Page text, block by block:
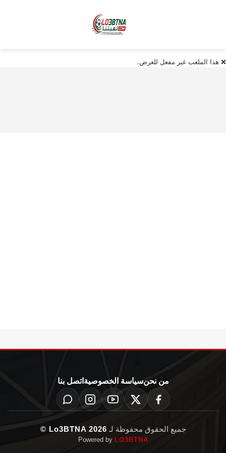
❌ هذا الملعب غير مفعل للعرض.
من نحنسياسة الخصوصية اتصل بنا
جميع الحقوق محفوظة لـ Lo3BTNA 2026 ©
Powered by LO3BTNA